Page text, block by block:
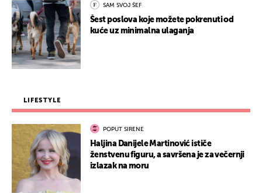
SAM SVOJ ŠEF
Šest poslova koje možete pokrenuti od
kuće uz minimalna ulaganja
LIFESTYLE
POPUT SIRENE
Haljina Danijele Martinović ističe
ženstvenu figuru, a savršena je za večernji
izlazak na moru